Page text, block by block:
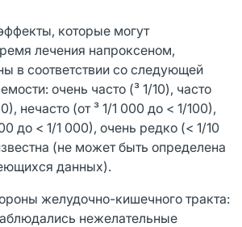
которые могут
лечения напроксеном,
в соответствии со следующей
очень часто (³ 1/10), часто
нечасто (от ³ 1/1 000 до < 1/100),
до < 1/1 000), очень редко (< 1/10
(не может быть определена
данных).
желудочно-кишечного тракта:
нежелательные